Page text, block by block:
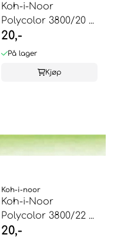
Koh-i-Noor
Polycolor 3800/20 ...
20,-
På lager
Kjøp
Koh-i-noor
Koh-i-Noor
Polycolor 3800/22 ...
20,-